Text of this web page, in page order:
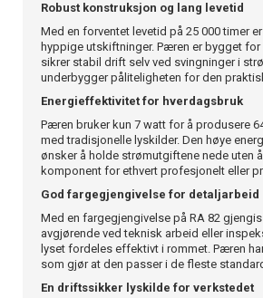
Robust konstruksjon og lang levetid
Med en forventet levetid på 25 000 timer
hyppige utskiftninger. Pæren er bygget
sikrer stabil drift selv ved svingninger i
underbygger påliteligheten for den
Energieffektivitet for hverdagsbruk
Pæren bruker kun 7 watt for å produsere
med tradisjonelle lyskilder. Den høye
ønsker å holde strømutgiftene nede uten
komponent for ethvert profesjonelt eller
God fargegjengivelse for detaljarbeid
Med en fargegjengivelse på RA 82
avgjørende ved teknisk arbeid eller
lyset fordeles effektivt i rommet. Pæren
som gjør at den passer i de fleste
En driftssikker lyskilde for verkstedet